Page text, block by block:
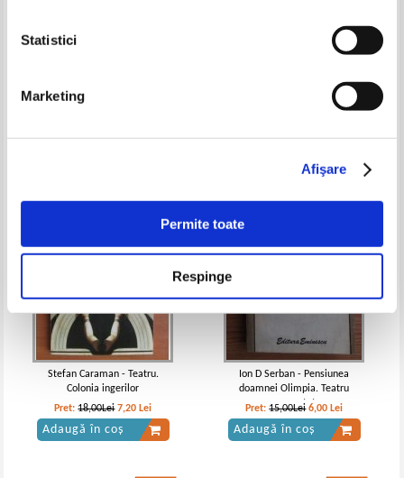
Statistici
Marketing
Afişare
Permite toate
Respinge
Pret:16,00Lei Lei
Stefan Caraman - Teatru.
Colonia ingerilor
Pret:18,00Lei 7,20 Lei
Adaugă în coș
Ion D Serban - Pensiunea
doamnei Olimpia. Teatru
comentat
Pret:15,00Lei 6,00 Lei
Adaugă în coș